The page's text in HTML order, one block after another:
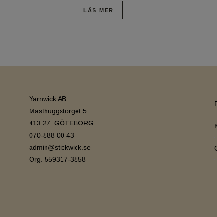
LÄS MER
Yarnwick AB
Masthuggstorget 5
413 27 GÖTEBORG
070-888 00 43
admin@stickwick.se
Org. 559317-3858